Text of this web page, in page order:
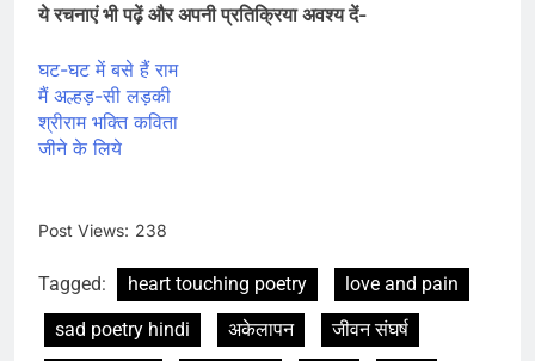
ये रचनाएं भी पढ़ें और अपनी प्रतिक्रिया अवश्य दें-
घट-घट में बसे हैं राम
मैं अल्हड़-सी लड़की
श्रीराम भक्ति कविता
जीने के लिये
Post Views: 238
Tagged: heart touching poetry
love and pain
sad poetry hindi
अकेलापन
जीवन संघर्ष